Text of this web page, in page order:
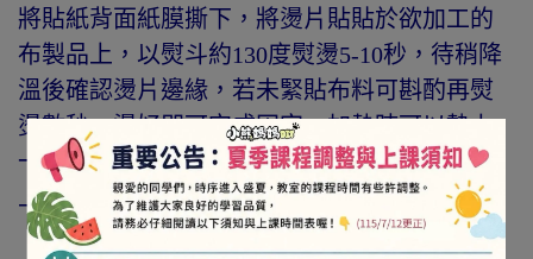
將貼紙背面紙膜撕下，將燙片貼貼於欲加工的
布製品上，以熨斗約130度熨燙5-10秒，待稍降
溫後確認燙片邊緣，若未緊貼布料可斟酌再熨
燙數秒，燙好即可完成固定，加熱時可以墊上
一層薄布，避免破壞表面圖案。(若想燙在布料
上更加牢固，可將布料翻至背面再次加熱。)